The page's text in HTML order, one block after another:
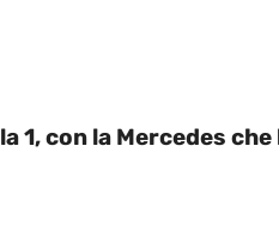
con la Mercedes che